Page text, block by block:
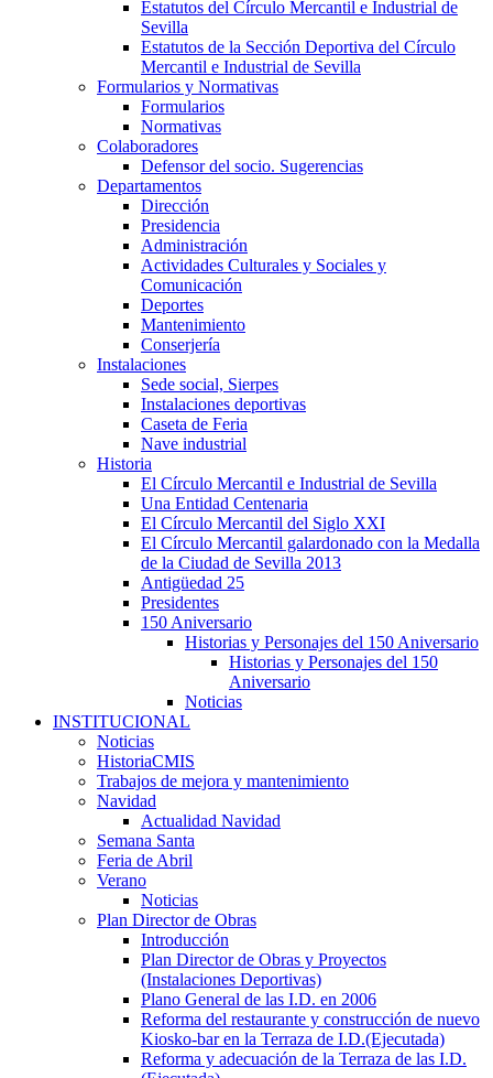
Estatutos del Círculo Mercantil e Industrial de
Sevilla
Estatutos de la Sección Deportiva del Círculo
Mercantil e Industrial de Sevilla
Formularios y Normativas
Formularios
Normativas
Colaboradores
Defensor del socio. Sugerencias
Departamentos
Dirección
Presidencia
Administración
Actividades Culturales y Sociales y
Comunicación
Deportes
Mantenimiento
Conserjería
Instalaciones
Sede social, Sierpes
Instalaciones deportivas
Caseta de Feria
Nave industrial
Historia
El Círculo Mercantil e Industrial de Sevilla
Una Entidad Centenaria
El Círculo Mercantil del Siglo XXI
El Círculo Mercantil galardonado con la Medalla
de la Ciudad de Sevilla 2013
Antigüedad 25
Presidentes
150 Aniversario
Historias y Personajes del 150 Aniversario
Historias y Personajes del 150
Aniversario
Noticias
INSTITUCIONAL
Noticias
HistoriaCMIS
Trabajos de mejora y mantenimiento
Navidad
Actualidad Navidad
Semana Santa
Feria de Abril
Verano
Noticias
Plan Director de Obras
Introducción
Plan Director de Obras y Proyectos
(Instalaciones Deportivas)
Plano General de las I.D. en 2006
Reforma del restaurante y construcción de nuevo
Kiosko-bar en la Terraza de I.D.(Ejecutada)
Reforma y adecuación de la Terraza de las I.D.